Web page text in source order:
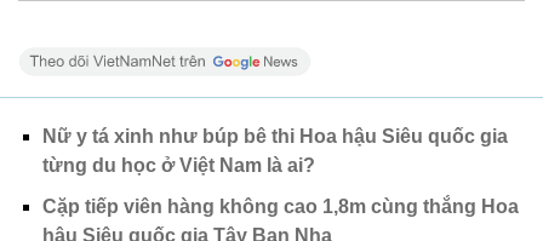
Hoa hậu Siêu quốc gia
Xem thêm về: Võ Cao Kỳ Duyên Hoa hậu Siêu quốc gia
Miss Supranational